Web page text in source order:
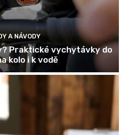
A NÁVODY
Praktické vychytávky do
kolo i k vodě